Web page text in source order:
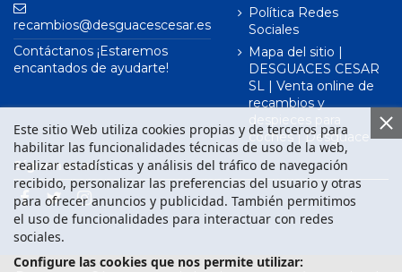
recambios@desguacescesar.es
Contáctanos ¡Estaremos
encantados de ayudarte!
Política Redes
Sociales
Mapa del sitio |
DESGUACES CESAR
SL | Venta online de
recambios y
despieces para
coches | Desguace
Este sitio Web utiliza cookies propias y de terceros para
habilitar las funcionalidades técnicas de uso de la web,
realizar estadísticas y análisis del tráfico de navegación
recibido, personalizar las preferencias del usuario y otras
para ofrecer anuncios y publicidad. También permitimos
el uso de funcionalidades para interactuar con redes
sociales.
Configure las cookies que nos permite utilizar:
Síguenos en